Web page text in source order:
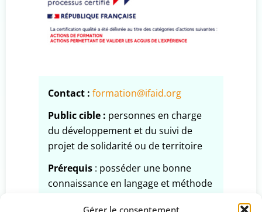
Gérer le consentement
Contact : formation@ifaid.org
Public cible : personnes en charge
du développement et du suivi de
projet de solidarité ou de territoire
Prérequis : posséder une bonne
connaissance en langage et méthode